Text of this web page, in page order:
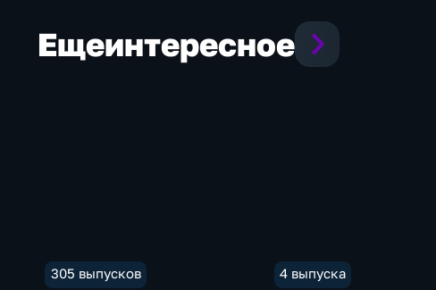
Ещеинтересное
305 выпусков 4 выпуска